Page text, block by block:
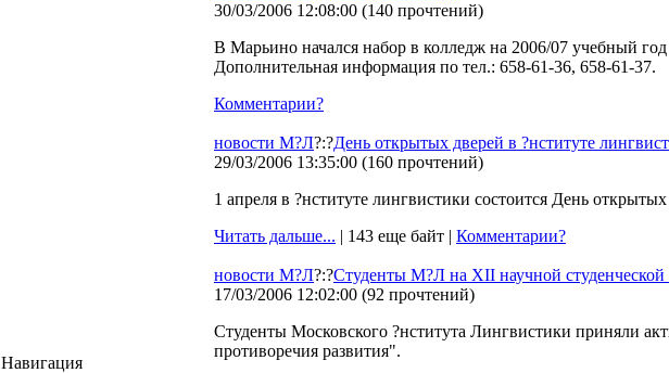
Навигация
30/03/2006 12:08:00 (140 прочтений)
В Марьино начался набор в колледж на 2006/07 учебный
Дополнительная информация по тел.: 658-61-36, 658-61-37.
Комментарии?
новости М?Л?:?День открытых дверей в ?нституте
29/03/2006 13:35:00 (160 прочтений)
1 апреля в ?нституте лингвистики состоится День
Читать дальше... | 143 еще байт | Комментарии?
новости М?Л?:?Студенты М?Л на ХII научной студенческой
17/03/2006 12:02:00 (92 прочтений)
Студенты Московского ?нститута Лингвистики приняли
противоречия развития".